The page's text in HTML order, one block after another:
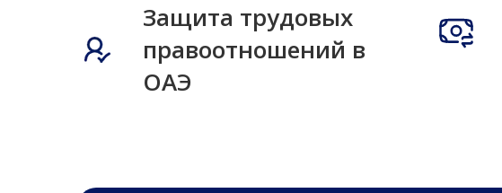
Защита трудовых
правоотношений в
ОАЭ